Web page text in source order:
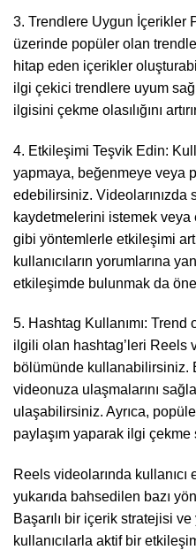
3. Trendlere Uygun İçerikler
üzerinde popüler olan
hitap eden içerikler
ilgi çekici trendlere uyum
ilgisini çekme olasılığını
4. Etkileşimi Teşvik Edin:
yapmaya, beğenmeye veya
edebilirsiniz. Videolarınızda
kaydetmelerini istemek
gibi yöntemlerle etkileşimi
kullanıcıların yorumlarına
etkileşimde bulunmak da
5. Hashtag Kullanımı:
ilgili olan hashtag’leri Reels
bölümünde kullanabilirsiniz.
videonuza ulaşmalarını
ulaşabilirsiniz. Ayrıca,
paylaşım yaparak ilgi çekme
Reels videolarında
yukarıda bahsedilen bazı
Başarılı bir içerik stratejisi
kullanıcılarla aktif bir